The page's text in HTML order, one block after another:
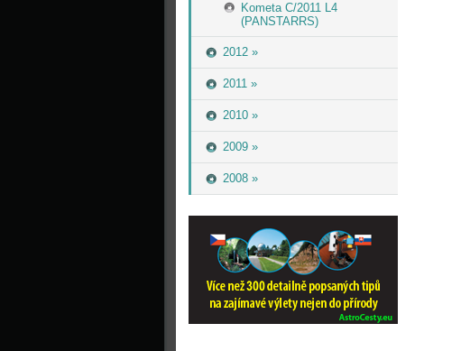
Kometa C/2011 L4
(PANSTARRS)
2012 »
2011 »
2010 »
2009 »
2008 »